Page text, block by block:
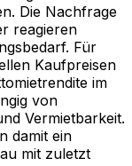
Die Nachfrage
reagieren
Für
Kaufpreisen
im
von
Vermietbarkeit.
damit ein
mit zuletzt